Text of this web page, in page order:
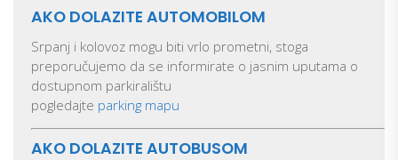
AKO DOLAZITE AUTOMOBILOM
Srpanj i kolovoz mogu biti vrlo prometni, stoga
preporučujemo da se informirate o jasnim uputama o
dostupnom parkiralištu
pogledajte parking mapu
AKO DOLAZITE AUTOBUSOM